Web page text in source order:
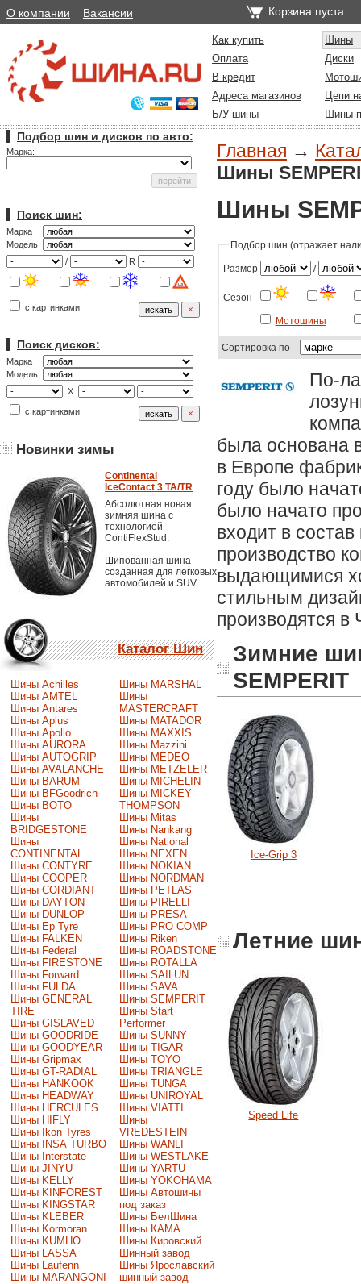
О компании Вакансии Корзина пуста.
Как купить
Шины
Оплата
Диски
В кредит
Адреса магазинов
Цепи
Б/У шины
Шины
Подбор шин и дисков по авто:
Марка:
Поиск шин:
Марка
Модель
/
R
с картинками
Поиск дисков:
Марка
Модель
X
с картинками
Новинки зимы
Continental
IceContact 3 TA/TR
Абсолютная новая
зимняя шина с
технологией
ContiFlexStud.
Шипованная шина
созданная для легковых
автомобилей и SUV.
Каталог Шин
Шины Achilles
Шины AMTEL
Шины Antares
Шины Aplus
Шины Apollo
Шины AURORA
Шины AUTOGRIP
Шины AVALANCHE
Шины BARUM
Шины BFGoodrich
Шины BOTO
Шины
BRIDGESTONE
Шины
CONTINENTAL
Шины CONTYRE
Шины COOPER
Шины CORDIANT
Шины DAYTON
Шины DUNLOP
Шины Ep Tyre
Шины FALKEN
Шины Federal
Шины FIRESTONE
Шины Forward
Шины FULDA
Шины GENERAL
TIRE
Шины GISLAVED
Шины GOODRIDE
Шины GOODYEAR
Шины Gripmax
Шины GT-RADIAL
Шины HANKOOK
Шины HEADWAY
Шины HERCULES
Шины HIFLY
Шины Ikon Tyres
Шины INSA TURBO
Шины Interstate
Шины JINYU
Шины KELLY
Шины KINFOREST
Шины KINGSTAR
Шины KLEBER
Шины Kormoran
Шины KUMHO
Шины LASSA
Шины Laufenn
Шины MARANGONI
Шины MARSHAL
Шины
MASTERCRAFT
Шины MATADOR
Шины MAXXIS
Шины Mazzini
Шины MEDEO
Шины METZELER
Шины MICHELIN
Шины MICKEY
THOMPSON
Шины Mitas
Шины Nankang
Шины National
Шины NEXEN
Шины NOKIAN
Шины NORDMAN
Шины PETLAS
Шины PIRELLI
Шины PRESA
Шины PRO COMP
Шины Riken
Шины ROADSTONE
Шины ROTALLA
Шины SAILUN
Шины SAVA
Шины SEMPERIT
Шины Start
Performer
Шины SUNNY
Шины TIGAR
Шины TOYO
Шины TRIANGLE
Шины TUNGA
Шины UNIROYAL
Шины VIATTI
Шины
VREDESTEIN
Шины WANLI
Шины WESTLAKE
Шины YARTU
Шины YOKOHAMA
Шины Автошины
под заказ
Шины БелШина
Шины КАМА
Шины Кировский
Шинный завод
Шины Ярославский
шинный завод
Главная →
Шины
Шины
Подбор шин (отражает
Размер /
Сезон
Мотошины
Сортировка по
По-
была основана
в Европе
году было
было начато
входит в
производство
выдающимися
стильным
производятся
Зимние
SEMPERIT
Ice-Grip 3
Летние
Speed Life